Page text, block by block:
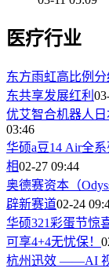
医疗行业
东方雨虹高比例
东共享发展红利
优艾智合机器人
03:46
华硕a豆14 Air全
相02-27 09:44
奥德赛资本（
辟新赛道02-24
华硕321彩蛋节惊
可享4+4无忧保！
杭州迅效 ——AI